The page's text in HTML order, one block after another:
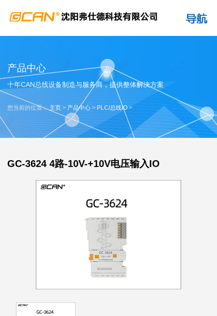
产品中心
十年CAN总线设备制造与服务商，提供整体解决方案
您当前的位置：主页 > 产品中心 > PLC/总线IO>
GC-3624 4路-10V-+10V电压输入IO